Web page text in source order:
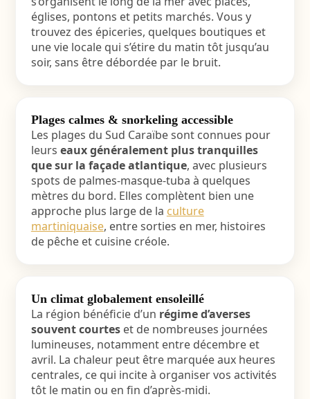
églises, pontons et petits marchés. Vous y
trouvez des épiceries, quelques boutiques et
une vie locale qui s’étire du matin tôt jusqu’au
soir, sans être débordée par le bruit.
Plages calmes & snorkeling accessible
Les plages du Sud Caraïbe sont connues pour
leurs eaux généralement plus tranquilles
que sur la façade atlantique, avec plusieurs
spots de palmes-masque-tuba à quelques
mètres du bord. Elles complètent bien une
approche plus large de la culture
martiniquaise, entre sorties en mer, histoires
de pêche et cuisine créole.
Un climat globalement ensoleillé
La région bénéficie d’un régime d’averses
souvent courteset de nombreuses journées
lumineuses, notamment entre décembre et
avril. La chaleur peut être marquée aux heures
centrales, ce qui incite à organiser vos activités
tôt le matin ou en fin d’après-midi.